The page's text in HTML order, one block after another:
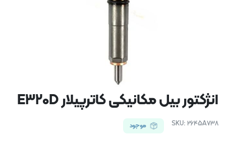
انژکتور بیل مکانیکی کاترپیلار E320D
SKU: 2645A738 موجود